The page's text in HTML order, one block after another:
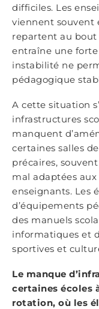
difficiles. Les
viennent souvent
repartent au bout
entraîne une
instabilité ne
pédagogique
A cette situation
infrastructures
manquent
certaines salles
précaires,
mal adaptées aux
enseignants. Les
d’équipements
des manuels
informatiques et
sportives et
Le manque
certaines écoles
rotation, où les